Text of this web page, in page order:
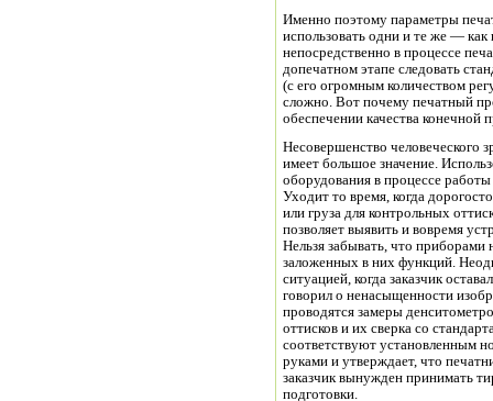
Именно поэтому параметры
использовать одни и те же — как
непосредственно в процессе
допечатном этапе следовать
(с его огромным количеством
сложно. Вот почему печатный
обеспечении качества конечной
Несовершенство человеческого
имеет большое значение.
оборудования в процессе
Уходит то время, когда
или груза для контрольных
позволяет выявить и вовремя
Нельзя забывать, что
заложенных в них функций.
ситуацией, когда заказчик
говорил о ненасыщенности
проводятся замеры
оттисков и их сверка со
соответствуют установленным
руками и утверждает, что
заказчик вынужден принимать
подготовки.